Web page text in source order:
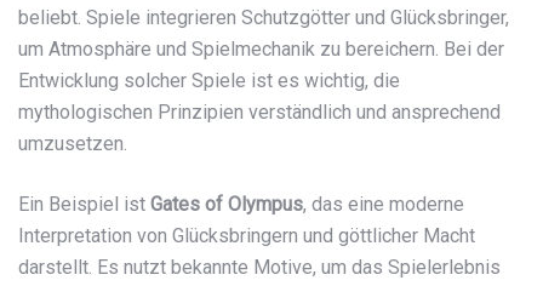
beliebt. Spiele integrieren Schutzgötter und Glücksbringer,
um Atmosphäre und Spielmechanik zu bereichern. Bei der
Entwicklung solcher Spiele ist es wichtig, die
mythologischen Prinzipien verständlich und ansprechend
umzusetzen.
Ein Beispiel ist Gates of Olympus, das eine moderne
Interpretation von Glücksbringern und göttlicher Macht
darstellt. Es nutzt bekannte Motive, um das Spielerlebnis